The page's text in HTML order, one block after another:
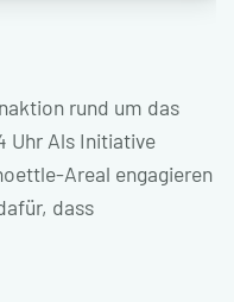
rund um das
Uhr Als Initiative
Areal engagieren
dass